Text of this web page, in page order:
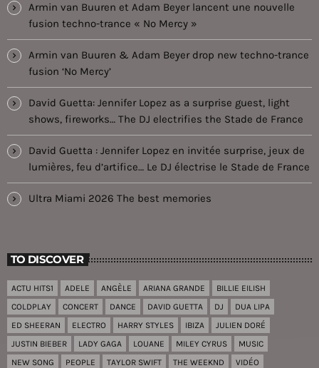
Armin van Buuren et Adam Beyer lancent une nouvelle
fusion techno-trance « No Mercy »
Armin van Buuren & Adam Beyer drop new techno-trance
fusion ‘No Mercy’
David Guetta: Jennifer Lopez as a surprise guest, light
shows, fireworks… The DJ electrifies the Stade de France
David Guetta : Jennifer Lopez en invitée surprise, jeux de
lumières, feu d’artifice… Le DJ électrise le Stade de France
Ultra Miami 2026 The best memories
TO DISCOVER
ACTU HITS1 ADELE ANGÈLE ARIANA GRANDE
BILLIE EILISH
COLDPLAY
CONCERT DANCE DAVID GUETTA DJ
DUA LIPA
ED SHEERAN
ELECTRO HARRY STYLES IBIZA
JULIEN DORÉ
JUSTIN BIEBER
LADY GAGA LOUANE MILEY CYRUS
MUSIC
NEW SONG
PEOPLE TAYLOR SWIFT THE WEEKND VIDÉO